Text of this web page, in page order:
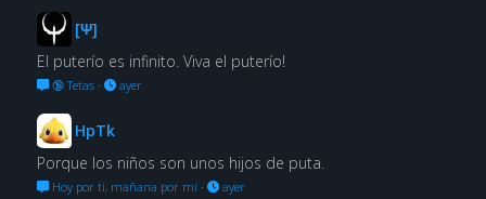
[Ψ]
El puterío es infinito. Viva el puterío!
🔞 Tetas· ayer
HpTk
Porque los niños son unos hijos de puta.
Hoy por ti, mañana por mí· ayer